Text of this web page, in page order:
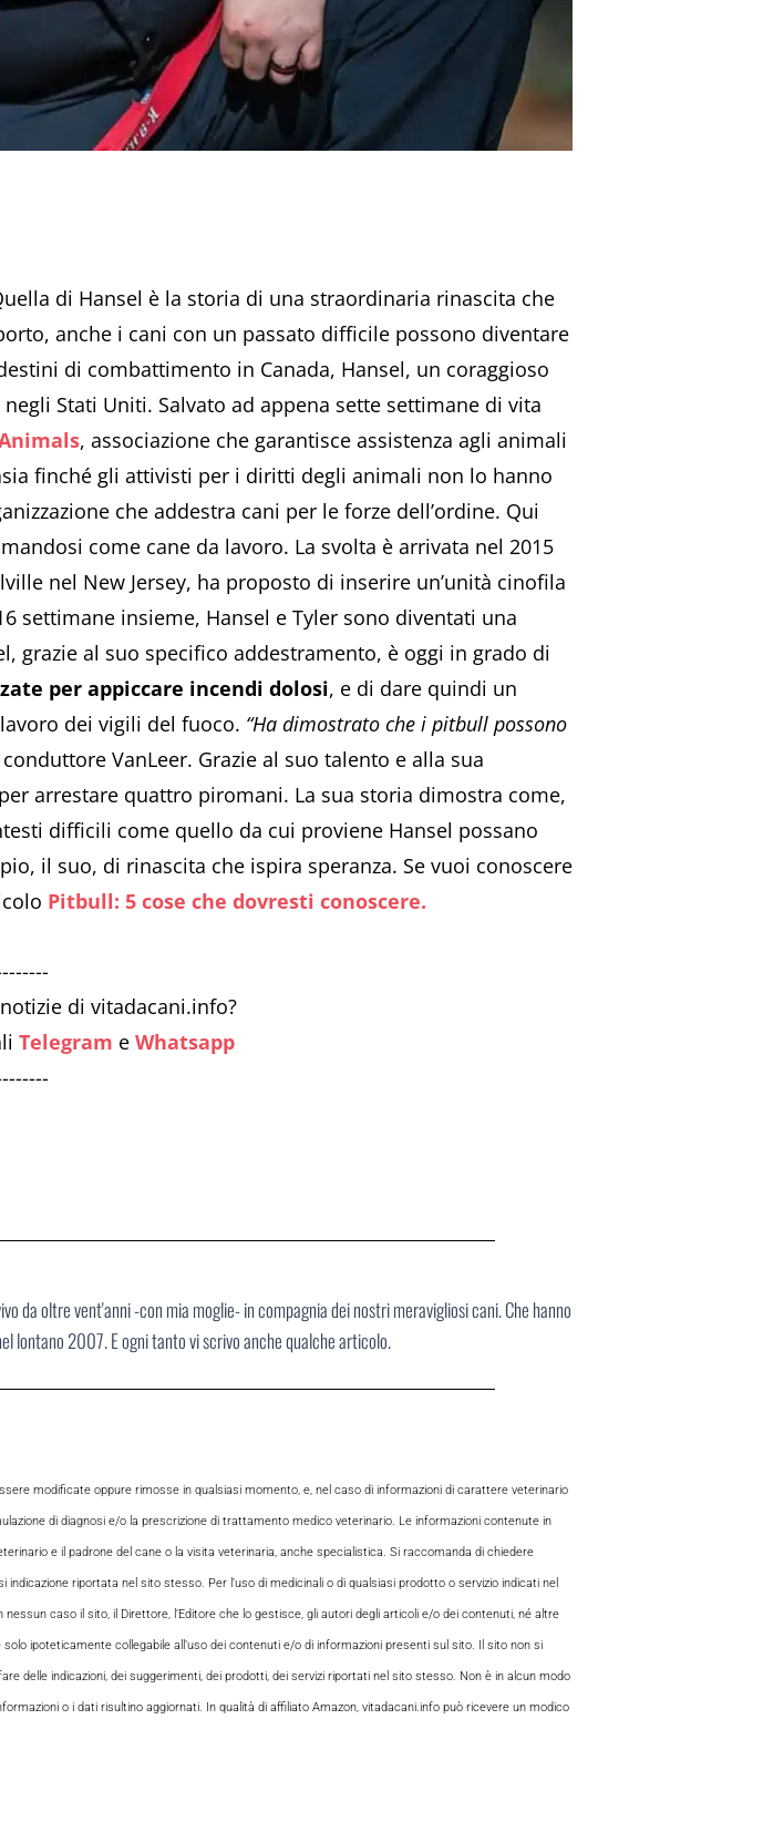
di Hansel è la storia di una straordinaria rinascita che
anche i cani con un passato difficile possono diventare
di combattimento in Canada, Hansel, un coraggioso
Stati Uniti. Salvato ad appena sette settimane di vita
, associazione che garantisce assistenza agli animali
finché gli attivisti per i diritti degli animali non lo hanno
che addestra cani per le forze dell’ordine. Qui
come cane da lavoro. La svolta è arrivata nel 2015
nel New Jersey, ha proposto di inserire un’unità cinofila
settimane insieme, Hansel e Tyler sono diventati una
grazie al suo specifico addestramento, è oggi in grado di
per appiccare incendi dolosi, e di dare quindi un
dei vigili del fuoco. “Ha dimostrato che i pitbull possono
VanLeer. Grazie al suo talento e alla sua
arrestare quattro piromani. La sua storia dimostra come,
difficili come quello da cui proviene Hansel possano
il suo, di rinascita che ispira speranza. Se vuoi conoscere
Pitbull: 5 cose che dovresti conoscere.
di vitadacani.info?
Telegram e Whatsapp
da oltre vent'anni -con mia moglie- in compagnia dei nostri meravigliosi cani. Che hanno
lontano 2007. E ogni tanto vi scrivo anche qualche articolo.
modificate oppure rimosse in qualsiasi momento, e, nel caso di informazioni di carattere veterinario
di diagnosi e/o la prescrizione di trattamento medico veterinario. Le informazioni contenute in
e il padrone del cane o la visita veterinaria, anche specialistica. Si raccomanda di chiedere
riportata nel sito stesso. Per l’uso di medicinali o di qualsiasi prodotto o servizio indicati nel
caso il sito, il Direttore, l’Editore che lo gestisce, gli autori degli articoli e/o dei contenuti, né altre
ipoteticamente collegabile all’uso dei contenuti e/o di informazioni presenti sul sito. Il sito non si
delle indicazioni, dei suggerimenti, dei prodotti, dei servizi riportati nel sito stesso. Non è in alcun modo
o i dati risultino aggiornati. In qualità di affiliato Amazon, vitadacani.info può ricevere un modico